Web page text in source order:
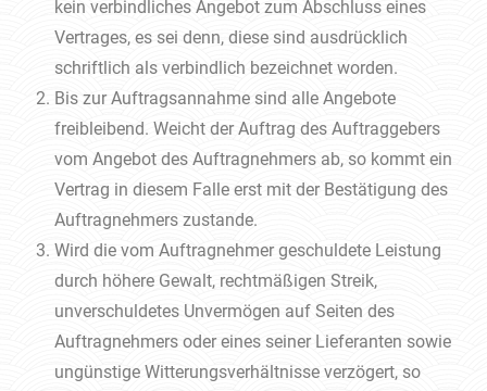
kein verbindliches Angebot zum Abschluss eines
Vertrages, es sei denn, diese sind ausdrücklich
schriftlich als verbindlich bezeichnet worden.
Bis zur Auftragsannahme sind alle Angebote
freibleibend. Weicht der Auftrag des Auftraggebers
vom Angebot des Auftragnehmers ab, so kommt ein
Vertrag in diesem Falle erst mit der Bestätigung des
Auftragnehmers zustande.
Wird die vom Auftragnehmer geschuldete Leistung
durch höhere Gewalt, rechtmäßigen Streik,
unverschuldetes Unvermögen auf Seiten des
Auftragnehmers oder eines seiner Lieferanten sowie
ungünstige Witterungsverhältnisse verzögert, so